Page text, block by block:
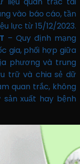
vào báo cáo, tần
lực từ 15/12/2023.
– Quy định mạng
gia, phối hợp giữa
phương và trung
trữ và chia sẻ dữ
quan trắc, không
xuất hay bệnh